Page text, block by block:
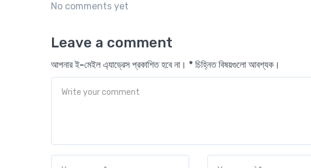
No comments yet
Leave a comment
আপনার ই-মেইল এ্যাড্রেস প্রকাশিত হবে না। * চিহ্নিত বিষয়গুলো আবশ্যক।